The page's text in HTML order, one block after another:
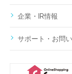
企業・IR情報
サポート・お問